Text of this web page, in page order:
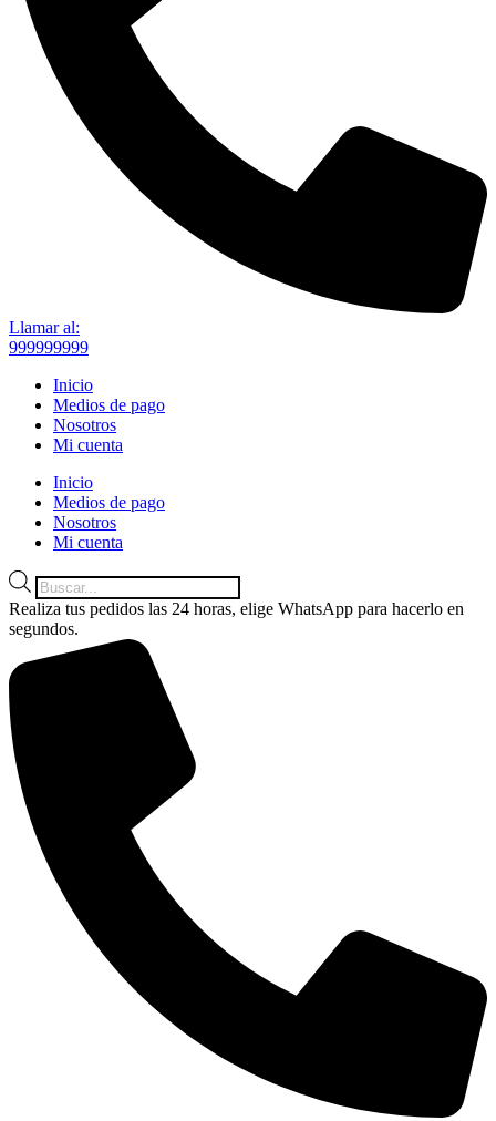
Llamar al:
999999999
Inicio
Medios de pago
Nosotros
Mi cuenta
Inicio
Medios de pago
Nosotros
Mi cuenta
Búsqueda
de
productos
Realiza tus pedidos las 24 horas, elige WhatsApp para hacerlo en
segundos.